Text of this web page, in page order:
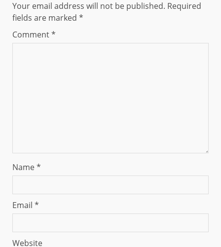
Your email address will not be published. Required
fields are marked *
Comment*
Name*
Email *
Website